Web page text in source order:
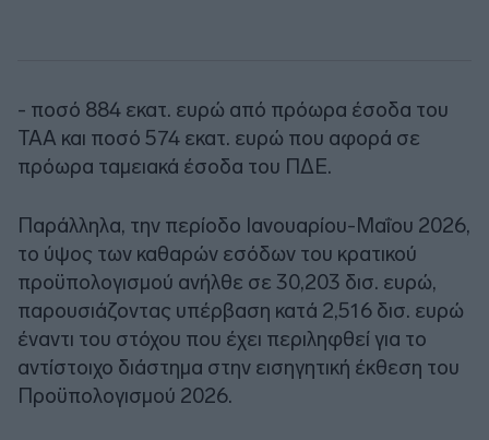
- ποσό 884 εκατ. ευρώ από πρόωρα έσοδα του
ΤΑΑ και ποσό 574 εκατ. ευρώ που αφορά σε
πρόωρα ταμειακά έσοδα του ΠΔΕ.
Παράλληλα, την περίοδο Ιανουαρίου-Μαΐου 2026,
το ύψος των καθαρών εσόδων του κρατικού
προϋπολογισμού ανήλθε σε 30,203 δισ. ευρώ,
παρουσιάζοντας υπέρβαση κατά 2,516 δισ. ευρώ
έναντι του στόχου που έχει περιληφθεί για το
αντίστοιχο διάστημα στην εισηγητική έκθεση του
Προϋπολογισμού 2026.